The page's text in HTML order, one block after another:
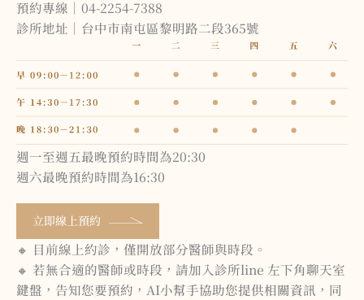
預約專線｜04-2254-7388
診所地址｜台中市南屯區黎明路二段365號
週一至週五最晚預約時間為20:30
週六最晚預約時間為16:30
立即線上預約
🔸 目前線上約診，僅開放部分醫師與時段。
🔸 若無合適的醫師或時段，請加入診所line 左下角聊天室
鍵盤，告知您要預約，AI小幫手協助您提供相關資訊，同